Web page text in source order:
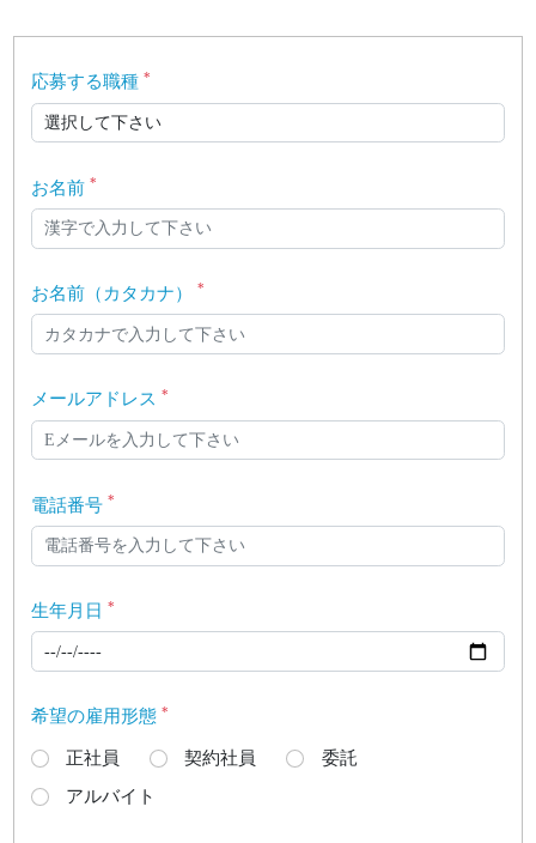
応募する職種 *
お名前 *
お名前（カタカナ） *
メールアドレス *
電話番号 *
生年月日 *
希望の雇用形態 *
正社員 契約社員
委託
アルバイト